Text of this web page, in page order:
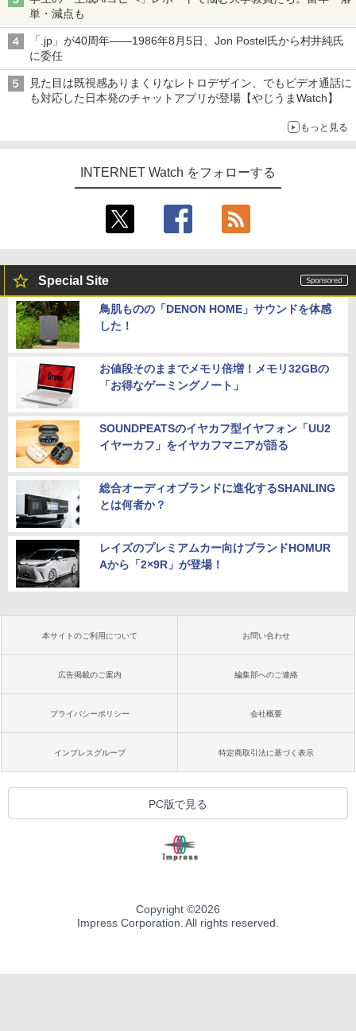
単・減点も
「.jp」が40周年――1986年8月5日、Jon Postel氏から村井純氏
に委任
見た目は既視感ありまくりなレトロデザイン、でもビデオ通話に
も対応した日本発のチャットアプリが登場【やじうまWatch】
もっと見る
INTERNET Watch をフォローする
Special Site
鳥肌ものの「DENON HOME」サウンドを体感
した！
お値段そのままでメモリ倍増！メモリ32GBの
「お得なゲーミングノート」
SOUNDPEATSのイヤカフ型イヤフォン「UU2
イヤーカフ」をイヤカフマニアが語る
総合オーディオブランドに進化するSHANLING
とは何者か？
レイズのプレミアムカー向けブランドHOMUR
Aから「2×9R」が登場！
本サイトのご利用について お問い合わせ
広告掲載のご案内 編集部へのご連絡
プライバシーポリシー 会社概要
インプレスグループ 特定商取引法に基づく表示
PC版で見る
Copyright ©2026
Impress Corporation. All rights reserved.